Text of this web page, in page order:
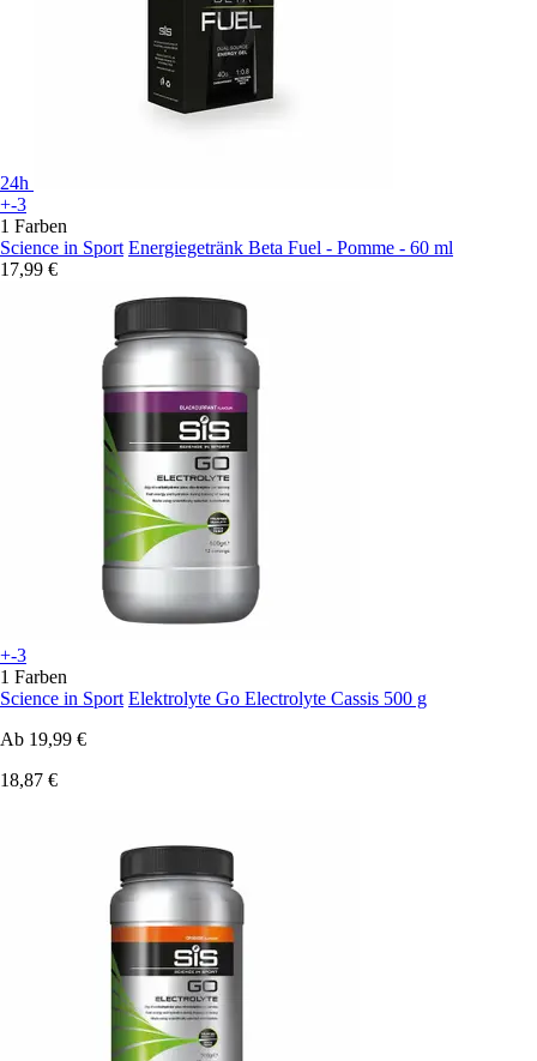
24h
+-3
1 Farben
Science in Sport Energiegetränk Beta Fuel - Pomme - 60 ml
17,99 €
+-3
1 Farben
Science in Sport Elektrolyte Go Electrolyte Cassis 500 g
Ab 19,99 €
18,87 €